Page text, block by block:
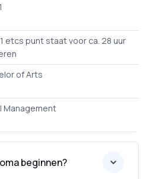
etcs punt staat voor ca. 28 uur
of Arts
Management
beginnen?